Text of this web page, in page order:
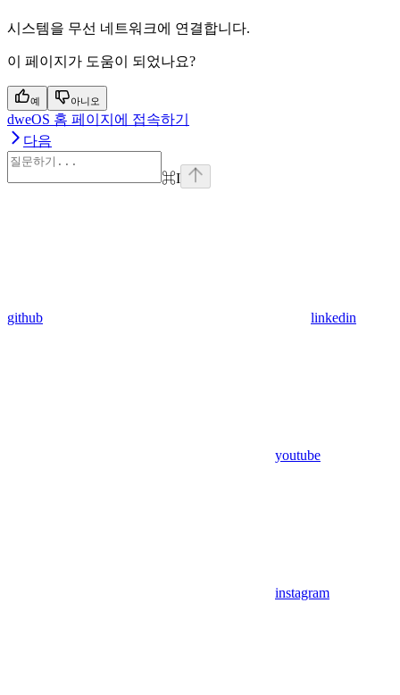
시스템을 무선 네트워크에 연결합니다.
이 페이지가 도움이 되었나요?
예 아니오
dweOS 홈 페이지에 접속하기
다음
⌘I
github linkedin
youtube
instagram